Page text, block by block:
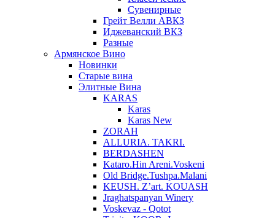
Сувенирные
Грейт Велли АВКЗ
Иджеванский ВКЗ
Разные
Армянское Вино
Новинки
Старые вина
Элитные Вина
KARAS
Karas
Karas New
ZORAH
ALLURIA. TAKRI.
BERDASHEN
Kataro.Hin Areni.Voskeni
Old Bridge.Tushpa.Malani
KEUSH. Z’art. KOUASH
Jraghatspanyan Winery
Voskevaz - Qotot